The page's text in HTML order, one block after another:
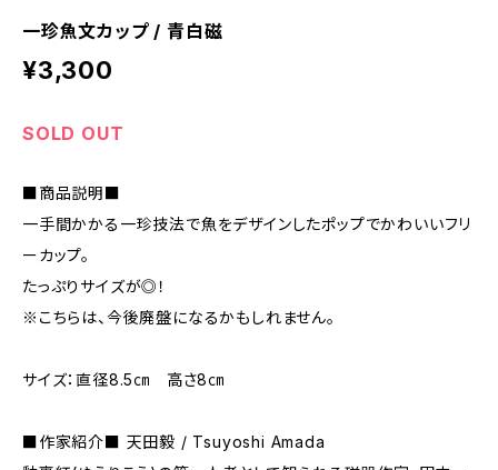
一珍魚文カップ / 青白磁
¥3,300
SOLD OUT
■商品説明■
一手間かかる一珍技法で魚をデザインしたポップでかわいいフリ
ーカップ。
たっぷりサイズが◎！
※こちらは、今後廃盤になるかもしれません。
サイズ：直径8.5㎝ 高さ8㎝
■作家紹介■ 天田毅 / Tsuyoshi Amada